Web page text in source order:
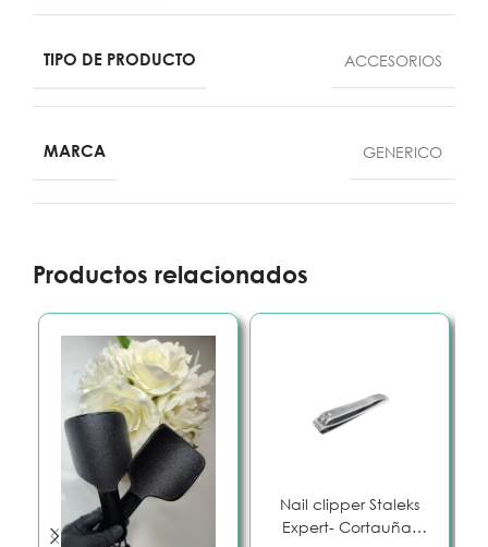
TIPO DE PRODUCTO ACCESORIOS
MARCA GENERICO
Productos relacionados
Nail clipper Staleks
Expert- Cortauñas